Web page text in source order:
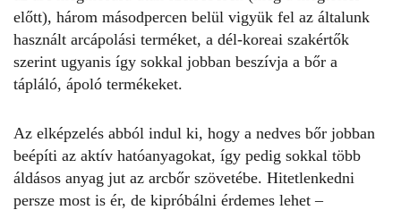
előtt), három másodpercen belül vigyük fel az általunk
használt arcápolási terméket, a dél-koreai szakértők
szerint ugyanis így sokkal jobban beszívja a bőr a
tápláló, ápoló termékeket.
Az elképzelés abból indul ki, hogy a nedves bőr jobban
beépíti az aktív hatóanyagokat, így pedig sokkal több
áldásos anyag jut az arcbőr szövetébe. Hitetlenkedni
persze most is ér, de kipróbálni érdemes lehet –